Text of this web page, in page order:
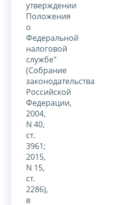
утверждении
Положения
о
Федеральной
налоговой
службе"
(Собрание
законодательства
Российской
Федерации,
2004,
N 40,
ст.
3961;
2015,
N 15,
ст.
2286),
в